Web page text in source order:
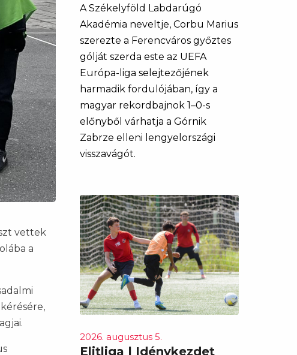
vettek
a
A Székelyföld Labdarúgó
Akadémia neveltje, Corbu Marius
szerezte a Ferencváros győztes
gólját szerda este az UEFA
Európa-liga selejtezőjének
harmadik fordulójában, így a
magyar rekordbajnok 1–0-s
előnyből várhatja a Górnik
Zabrze elleni lengyelországi
visszavágót.
2026. augusztus 5.
Elitliga | Idénykezdet